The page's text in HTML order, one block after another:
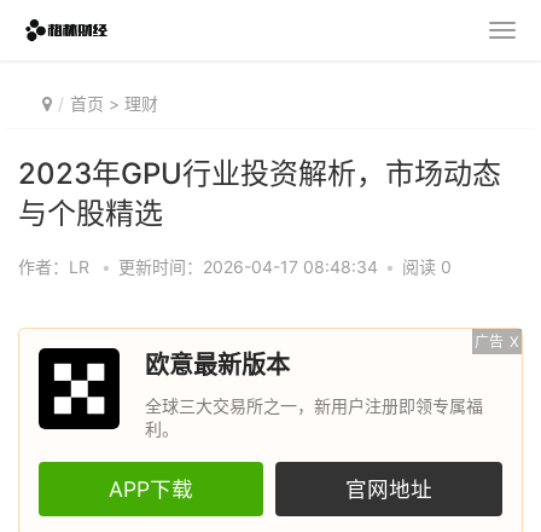
首页 > 理财
2023年GPU行业投资解析，市场动态
与个股精选
作者：LR • 更新时间：2026-04-17 08:48:34 • 阅读 0
广告 X
欧意最新版本
全球三大交易所之一，新用户注册即领专属福
利。
APP下载 官网地址